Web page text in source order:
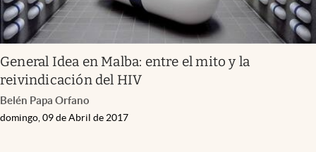
Eventos Corporativos
El Cronista Studio
Mediakit
abre en nueva pestaña
Argentina
General Idea en Malba: entre el mito y la
reivindicación del HIV
Belén Papa Orfano
domingo, 09 de Abril de 2017